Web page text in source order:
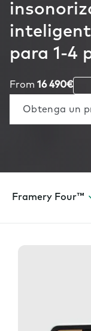
para 1-4
From 16 490€
Obtenga un
Framery Four™